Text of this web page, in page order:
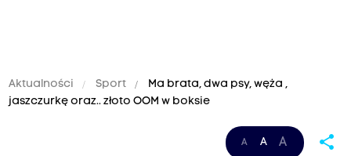
Aktualności Sport
Ma brata, dwa psy, węża ,
jaszczurkę oraz.. złoto OOM w boksie
A A A share